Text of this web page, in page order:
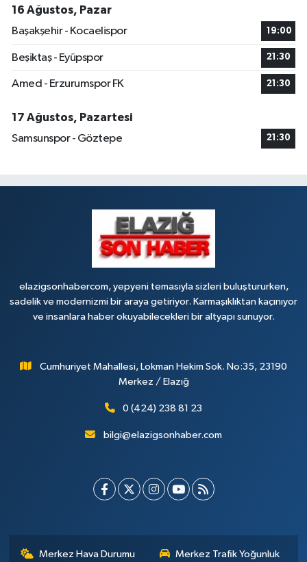
16 Ağustos, Pazar
Başakşehir - Kocaelispor
19:00
Beşiktaş - Eyüpspor 21:30
Amed - Erzurumspor FK 21:30
17 Ağustos, Pazartesi
Samsunspor - Göztepe
21:30
elazigsonhabercom, yepyeni temasıyla sizleri buluştururken,
sadelik ve modernizmi bir araya getiriyor. Karmaşıklıktan kaçınıyor
ve insanlara haber okuyabilecekleri bir altyapı sunuyor.
Cumhuriyet Mahallesi, Lokman Hekim Sok. No:35, 23190
Merkez / Elazığ
0 (424) 238 81 23
bilgi@elazigsonhaber.com
Merkez Hava Durumu Merkez Trafik Yoğunluk